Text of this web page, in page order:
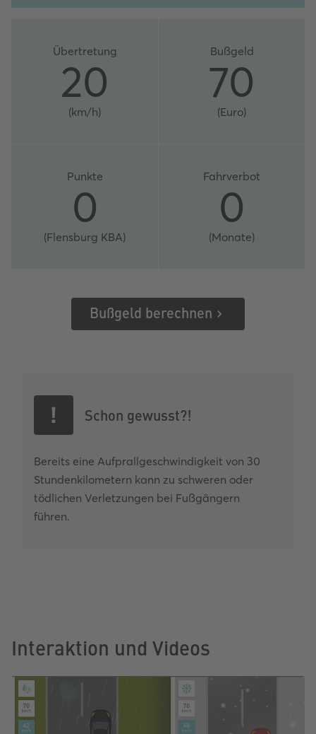
Übertretung
20
(km/h)
Bußgeld
70
(Euro)
Punkte
0
(Flensburg KBA)
Fahrverbot
0
(Monate)
Bußgeld berechnen
Schon gewusst?!
Bereits eine Aufprallgeschwindigkeit von 30
Stundenkilometern kann zu schweren oder
tödlichen Verletzungen bei Fußgängern
führen.
Interaktion und Videos